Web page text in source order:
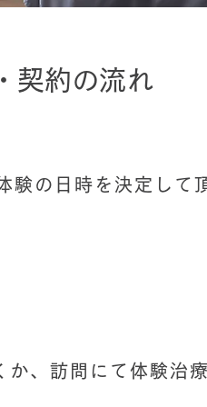
契約の流れ
験の日時を決定して
か、訪問にて体験治